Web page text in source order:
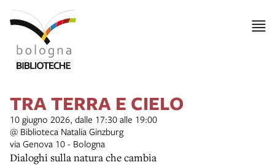
TRA TERRA E CIELO
10 giugno 2026, dalle 17:30 alle 19:00
@ Biblioteca Natalia Ginzburg
via Genova 10 - Bologna
Dialoghi sulla natura che cambia